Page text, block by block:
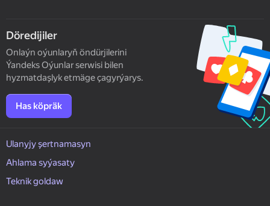
Döredijiler
Onlaýn oýunlaryň öndürjilerini
Ýandeks Oýunlar serwisi bilen
hyzmatdaşlyk etmäge çagyrýarys.
Has köpräk
Ulanyjy şertnamasyn
Ahlama syýasaty
Teknik goldaw